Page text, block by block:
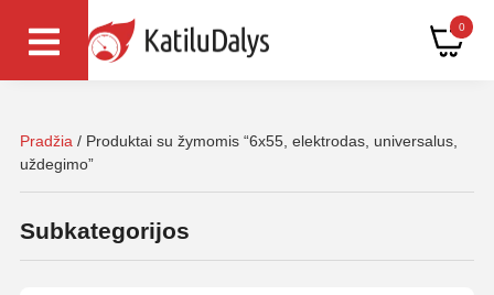
0
Pradžia / Produktai su žymomis “6x55, elektrodas, universalus,
uždegimo”
Subkategorijos